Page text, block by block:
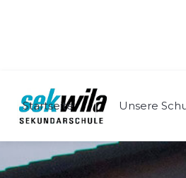
Startseite Unsere